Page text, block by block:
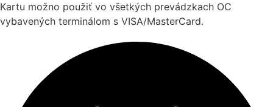
Kartu možno použiť vo všetkých prevádzkach OC
vybavených terminálom s VISA/MasterCard.